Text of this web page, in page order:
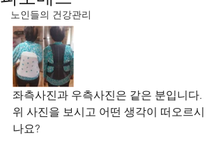
노인들의 건강관리
좌측사진과 우측사진은 같은 분입니다.
위 사진을 보시고 어떤 생각이 떠오르시
나요?